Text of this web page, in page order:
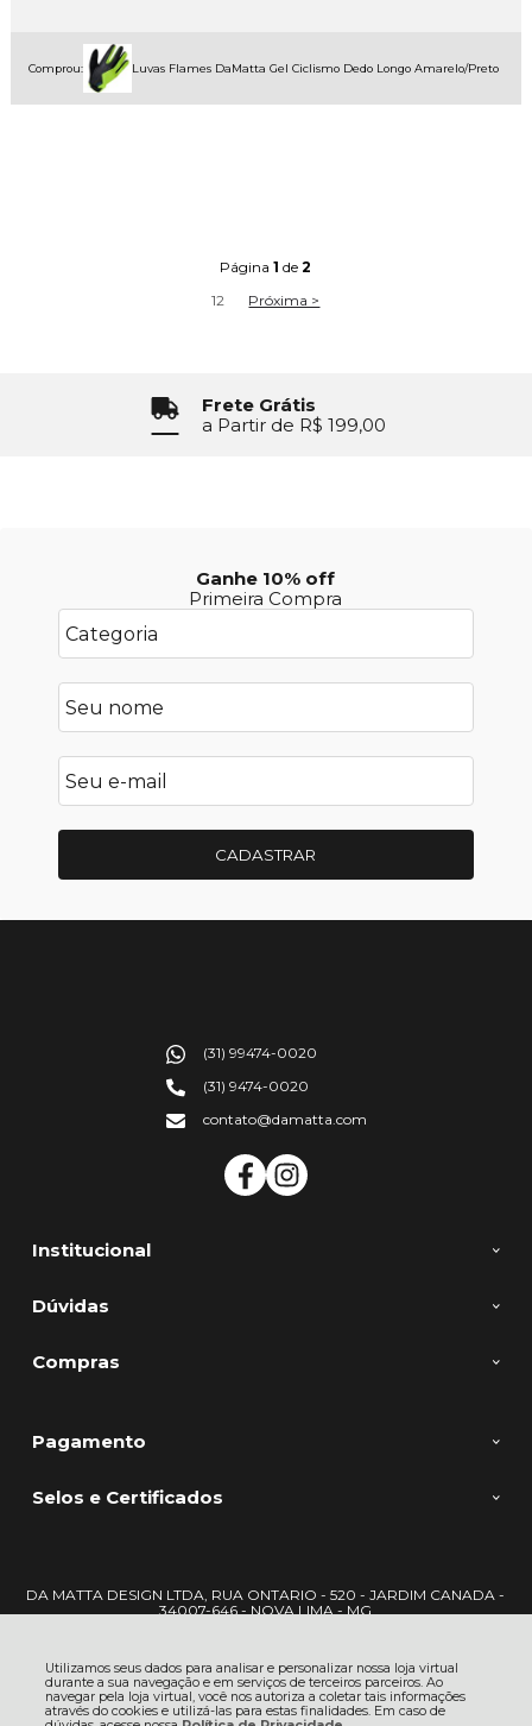
Utilizamos seus dados para analisar e personalizar nossa loja virtual
durante a sua navegação e em serviços de terceiros parceiros. Ao
navegar pela loja virtual, você nos autoriza a coletar tais informações
através do cookies e utilizá-las para estas finalidades. Em caso de
Comprou: Luvas Flames DaMatta Gel Ciclismo Dedo Longo Amarelo/Preto
Página1 de2
12 Próxima >
Frete Grátis
a Partir de R$ 199,00
Ganhe 10% off
Primeira Compra
CADASTRAR
Institucional
Dúvidas
Compras
(31) 99474-0020
(31) 9474-0020
contato@damatta.com
Pagamento
Selos e Certificados
DA MATTA DESIGN LTDA, RUA ONTARIO - 520 - JARDIM CANADA -
34007-646 - NOVA LIMA - MG